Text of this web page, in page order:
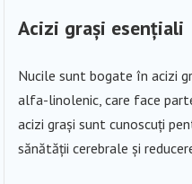
Acizi grași esențiali
Nucile sunt bogate în acizi
alfa-linolenic, care face
acizi grași sunt cunoscuți
sănătății cerebrale și